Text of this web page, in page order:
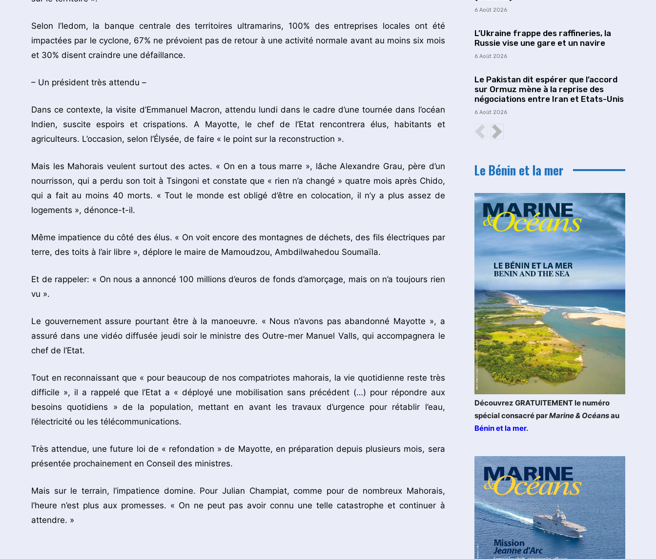
Selon l’Iedom, la banque centrale des territoires ultramarins, 100% des entreprises locales ont été
impactées par le cyclone, 67% ne prévoient pas de retour à une activité normale avant au moins six mois
et 30% disent craindre une défaillance.
– Un président très attendu –
Dans ce contexte, la visite d’Emmanuel Macron, attendu lundi dans le cadre d’une tournée dans l’océan
Indien, suscite espoirs et crispations. A Mayotte, le chef de l’Etat rencontrera élus, habitants et
agriculteurs. L’occasion, selon l’Élysée, de faire « le point sur la reconstruction ».
Mais les Mahorais veulent surtout des actes. « On en a tous marre », lâche Alexandre Grau, père d’un
nourrisson, qui a perdu son toit à Tsingoni et constate que « rien n’a changé » quatre mois après Chido,
qui a fait au moins 40 morts. « Tout le monde est obligé d’être en colocation, il n’y a plus assez de
logements », dénonce-t-il.
Même impatience du côté des élus. « On voit encore des montagnes de déchets, des fils électriques par
terre, des toits à l’air libre », déplore le maire de Mamoudzou, Ambdilwahedou Soumaïla.
Et de rappeler: « On nous a annoncé 100 millions d’euros de fonds d’amorçage, mais on n’a toujours rien
vu ».
Le gouvernement assure pourtant être à la manoeuvre. « Nous n’avons pas abandonné Mayotte », a
assuré dans une vidéo diffusée jeudi soir le ministre des Outre-mer Manuel Valls, qui accompagnera le
chef de l’Etat.
Tout en reconnaissant que « pour beaucoup de nos compatriotes mahorais, la vie quotidienne reste très
difficile », il a rappelé que l’Etat a « déployé une mobilisation sans précédent (…) pour répondre aux
besoins quotidiens » de la population, mettant en avant les travaux d’urgence pour rétablir l’eau,
l’électricité ou les télécommunications.
Très attendue, une future loi de « refondation » de Mayotte, en préparation depuis plusieurs mois, sera
présentée prochainement en Conseil des ministres.
Mais sur le terrain, l’impatience domine. Pour Julian Champiat, comme pour de nombreux Mahorais,
l’heure n’est plus aux promesses. « On ne peut pas avoir connu une telle catastrophe et continuer à
attendre. »
6 Août 2026
L’Ukraine frappe des raffineries, la
Russie vise une gare et un navire
6 Août 2026
Le Pakistan dit espérer que l’accord
sur Ormuz mène à la reprise des
négociations entre Iran et Etats-Unis
6 Août 2026
Le Bénin et la mer
Découvrez GRATUITEMENT le numéro
spécial consacré parMarine & Océansau
Bénin et la mer.